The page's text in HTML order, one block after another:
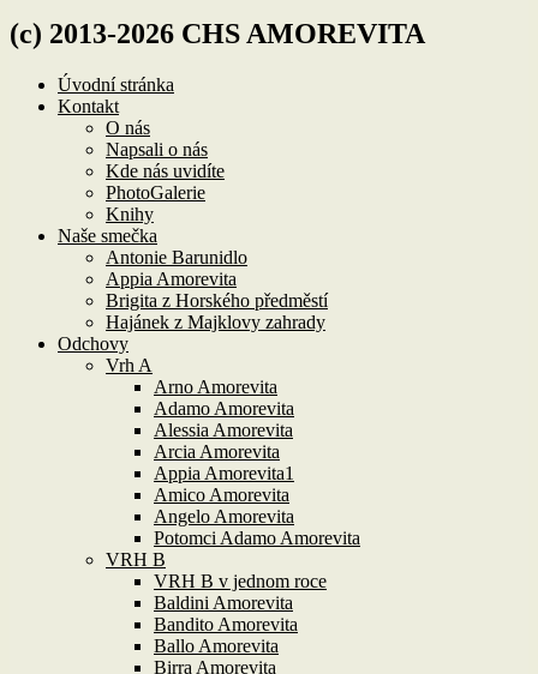
(c) 2013-2026 CHS AMOREVITA
Úvodní stránka
Kontakt
O nás
Napsali o nás
Kde nás uvidíte
PhotoGalerie
Knihy
Naše smečka
Antonie Barunidlo
Appia Amorevita
Brigita z Horského předměstí
Hajánek z Majklovy zahrady
Odchovy
Vrh A
Arno Amorevita
Adamo Amorevita
Alessia Amorevita
Arcia Amorevita
Appia Amorevita1
Amico Amorevita
Angelo Amorevita
Potomci Adamo Amorevita
VRH B
VRH B v jednom roce
Baldini Amorevita
Bandito Amorevita
Ballo Amorevita
Birra Amorevita